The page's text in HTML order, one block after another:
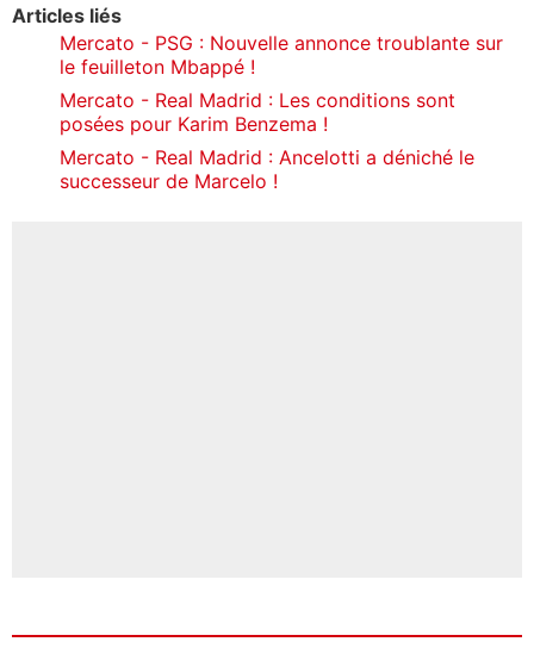
Articles liés
Mercato - PSG : Nouvelle annonce troublante sur
le feuilleton Mbappé !
Mercato - Real Madrid : Les conditions sont
posées pour Karim Benzema !
Mercato - Real Madrid : Ancelotti a déniché le
successeur de Marcelo !